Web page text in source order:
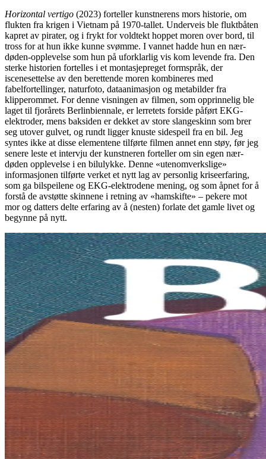
Horizontal vertigo (2023) forteller kunstnerens mors historie, om
flukten fra krigen i Vietnam på 1970-tallet. Underveis ble fluktbåten
kapret av pirater, og i frykt for voldtekt hoppet moren over bord, til
tross for at hun ikke kunne svømme. I vannet hadde hun en nær-
døden-opplevelse som hun på uforklarlig vis kom levende fra. Den
sterke historien fortelles i et montasjepreget formspråk, der
iscenesettelse av den berettende moren kombineres med
fabelfortellinger, naturfoto, dataanimasjon og metabilder fra
klipperommet. For denne visningen av filmen, som opprinnelig ble
laget til fjorårets Berlinbiennale, er lerretets forside påført EKG-
elektroder, mens baksiden er dekket av store slangeskinn som brer
seg utover gulvet, og rundt ligger knuste sidespeil fra en bil. Jeg
syntes ikke at disse elementene tilførte filmen annet enn støy, før jeg
senere leste et intervju der kunstneren forteller om sin egen nær-
døden opplevelse i en bilulykke. Denne «utenomverkslige»
informasjonen tilførte verket et nytt lag av personlig kriseerfaring,
som ga bilspeilene og EKG-elektrodene mening, og som åpnet for å
forstå de avstøtte skinnene i retning av «hamskifte» – pekere mot
mor og datters delte erfaring av å (nesten) forlate det gamle livet og
begynne på nytt.